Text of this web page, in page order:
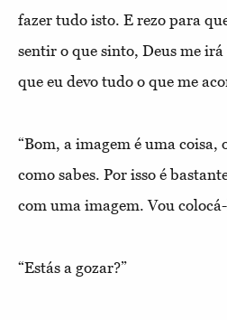
fazer tudo isto. E rezo para
sentir o que sinto, Deus me
que eu devo tudo o que me
“Bom, a imagem é uma coisa,
como sabes. Por isso é
com uma imagem. Vou
“Estás a gozar?”